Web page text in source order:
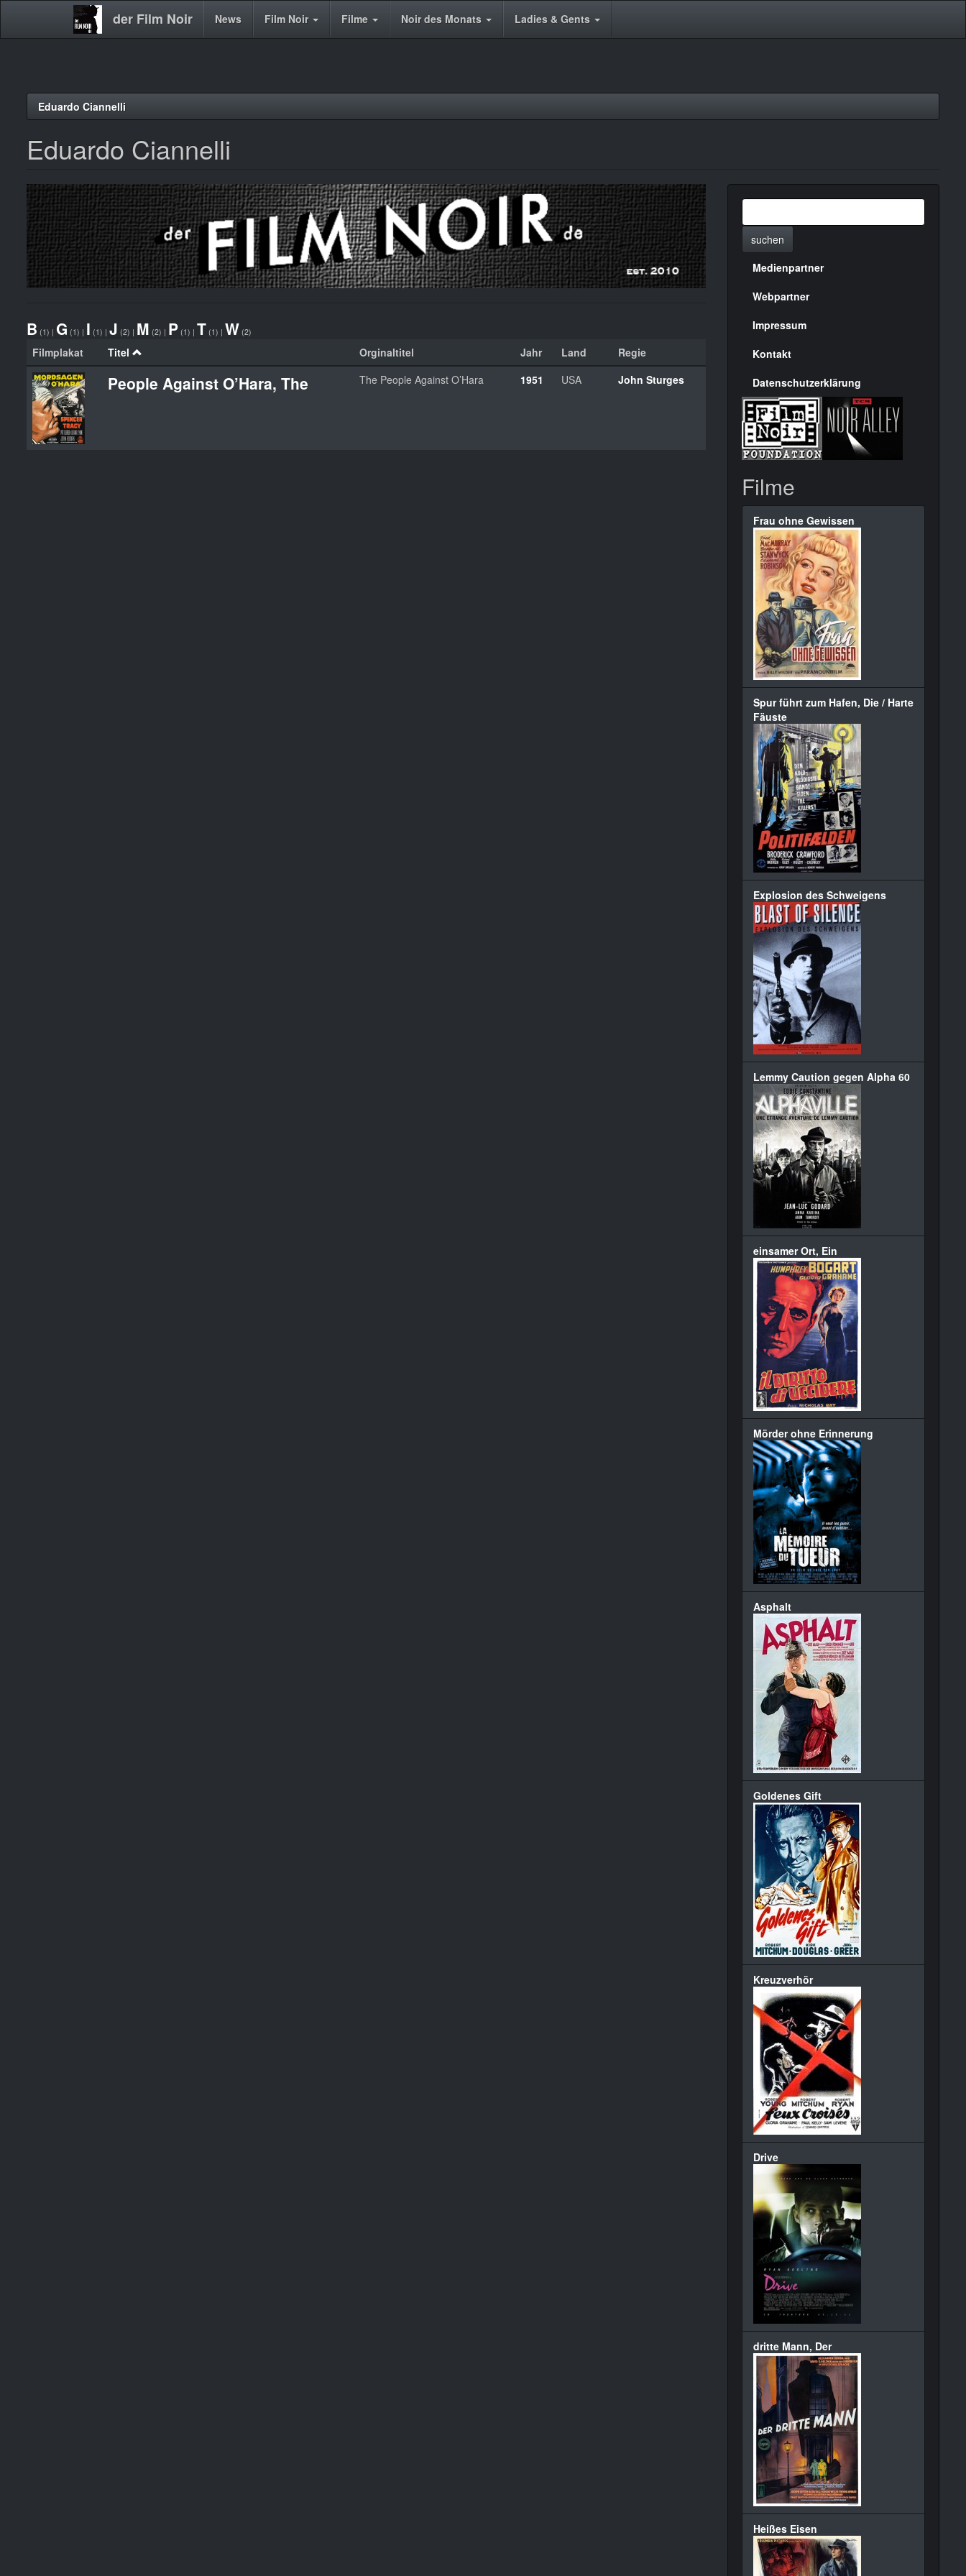
der Film Noir
Main News Film Noir Filme Noir des Monats Ladies & Gents
Eduardo Ciannelli
Eduardo Ciannelli
B (1) | G (1) | I (1) | J (2) | M (2) | P (1) | T (1) | W (2)
Filmplakat Titel Orginaltitel Jahr Land Regie
People Against O’Hara, The The People Against O’Hara 1951 USA John Sturges
suchen
Menülinks
rechte
Seite
Medienpartner
Webpartner
Impressum
Kontakt
Datenschutzerklärung
Filme
Frau ohne Gewissen
Spur führt zum Hafen, Die / Harte
Fäuste
Explosion des Schweigens
Lemmy Caution gegen Alpha 60
einsamer Ort, Ein
Mörder ohne Erinnerung
Asphalt
Goldenes Gift
Kreuzverhör
Drive
dritte Mann, Der
Heißes Eisen